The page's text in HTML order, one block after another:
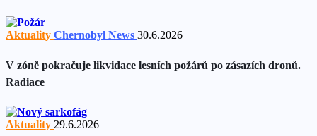
Aktuality Chernobyl News 30.6.2026
V zóně pokračuje likvidace lesních požárů po zásazích dronů.
Radiace
Aktuality 29.6.2026